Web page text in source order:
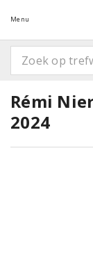
Menu
Rémi
2024